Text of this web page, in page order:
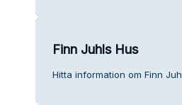
Finn Juhls Hus
Hitta information om Finn